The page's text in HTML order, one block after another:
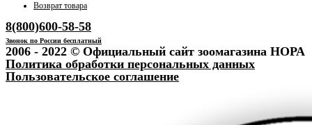
Возврат товара
8(800)600-58-58
Звонок по России бесплатный
2006 - 2022 © Официальный сайт зоомагазина НОРА
Политика обработки персональных данных
Пользовательское соглашение